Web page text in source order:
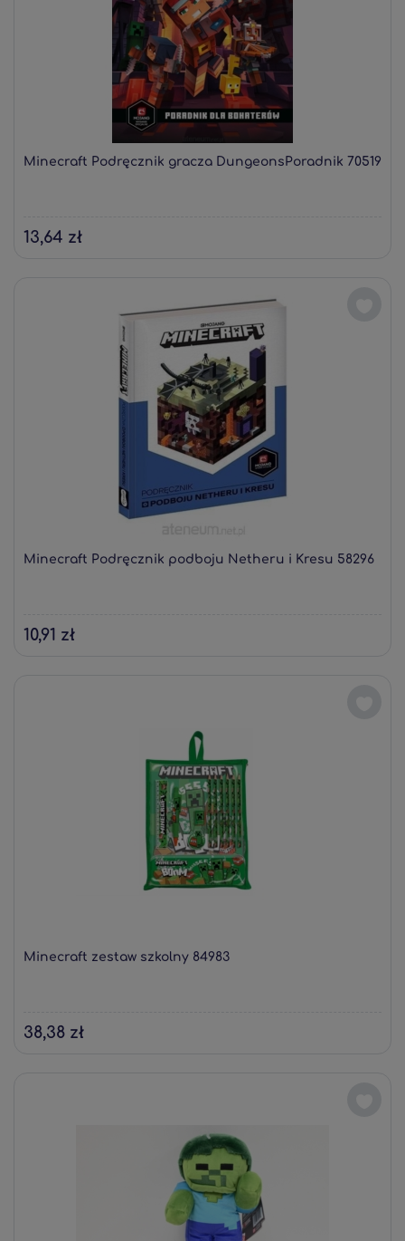
Minecraft Podręcznik gracza DungeonsPoradnik 70519
13,64 zł
Minecraft Podręcznik podboju Netheru i Kresu 58296
10,91 zł
Minecraft zestaw szkolny 84983
38,38 zł